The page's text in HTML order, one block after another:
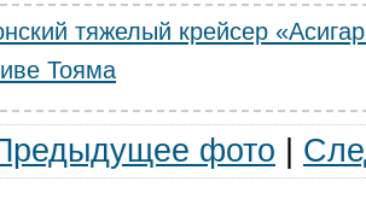
тяжелый крейсер
Тояма
фото